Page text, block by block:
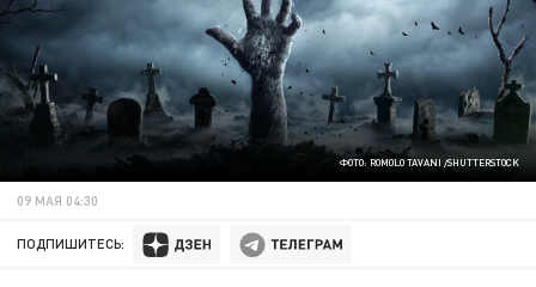
ФОТО: ROMOLO TAVANI /SHUTTERSTOCK
09 МАЯ 04:30
ПОДПИШИТЕСЬ: